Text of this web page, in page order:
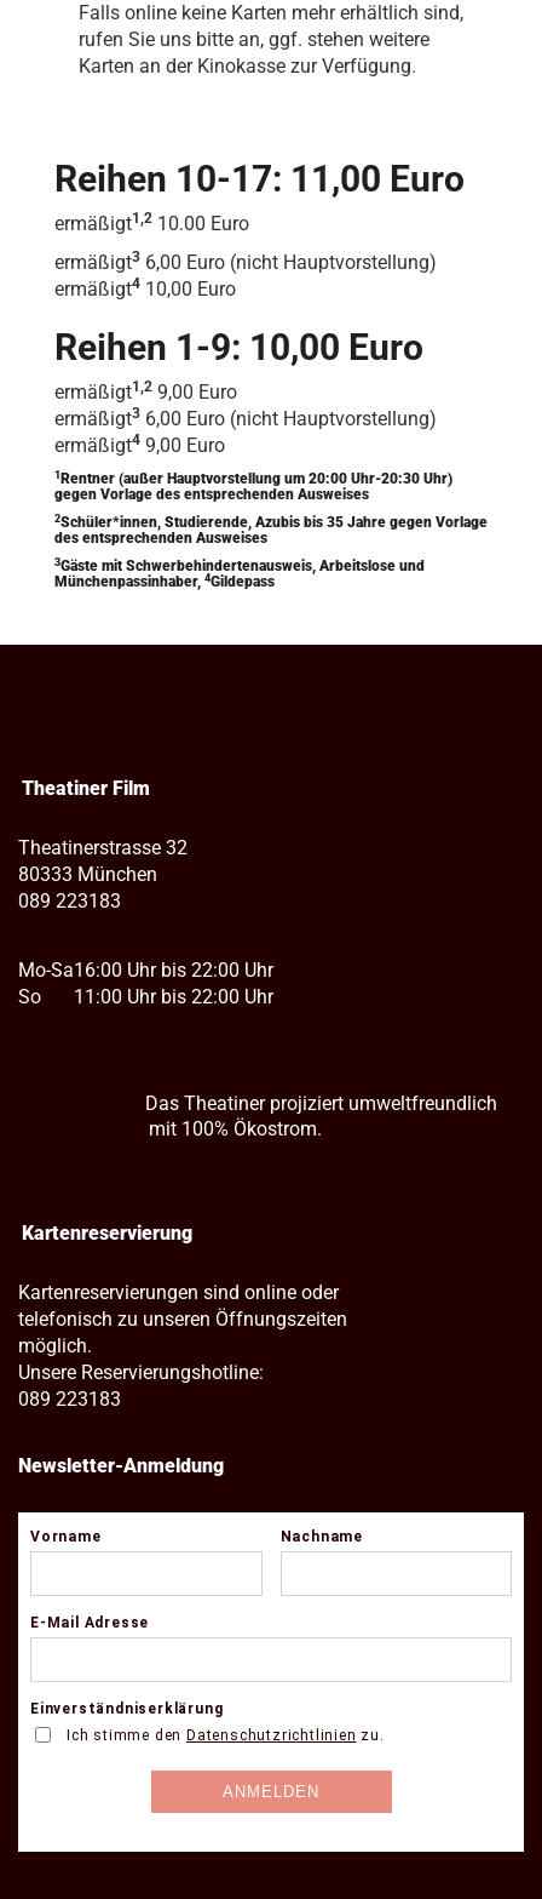
Falls online keine Karten mehr erhältlich sind,
rufen Sie uns bitte an, ggf. stehen weitere
Karten an der Kinokasse zur Verfügung.
Reihen 10-17: 11,00 Euro
ermäßigt1,2 10.00 Euro
ermäßigt3 6,00 Euro (nicht Hauptvorstellung)
ermäßigt4 10,00 Euro
Reihen 1-9: 10,00 Euro
ermäßigt1,2 9,00 Euro
ermäßigt3 6,00 Euro (nicht Hauptvorstellung)
ermäßigt4 9,00 Euro
1 Rentner (außer Hauptvorstellung um 20:00 Uhr-20:30 Uhr)
gegen Vorlage des entsprechenden Ausweises
2Schüler*innen, Studierende, Azubis bis 35 Jahre gegen Vorlage
des entsprechenden Ausweises
3Gäste mit Schwerbehindertenausweis, Arbeitslose und
Münchenpassinhaber, 4Gildepass
Theatiner Film
Theatinerstrasse 32
80333 München
089 223183
Mo-Sa
So
16:00 Uhr bis 22:00 Uhr
11:00 Uhr bis 22:00 Uhr
Das Theatiner projiziert umweltfreundlich
mit 100% Ökostrom.
Kartenreservierung
Kartenreservierungen sind online oder
telefonisch zu unseren Öffnungszeiten
möglich.
Unsere Reservierungshotline:
089 223183
Newsletter-Anmeldung